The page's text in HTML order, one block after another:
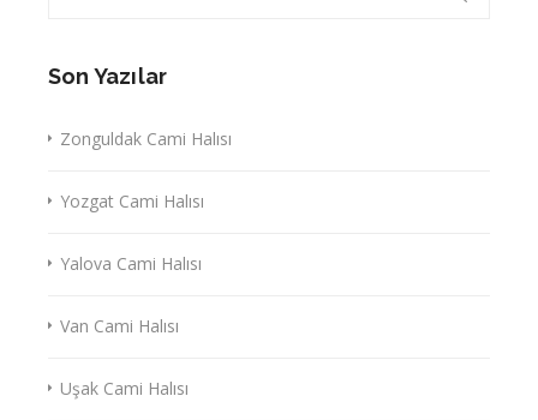
Son Yazılar
Zonguldak Cami Halısı
Yozgat Cami Halısı
Yalova Cami Halısı
Van Cami Halısı
Uşak Cami Halısı